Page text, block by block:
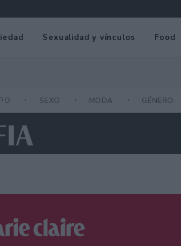
Sexualidad y vínculos Food
SEXO MODA GÉNERO